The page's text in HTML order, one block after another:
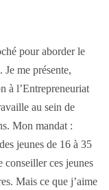
pour aborder le
me présente,
à l’Entrepreneuriat
au sein de
Mon mandat :
jeunes de 16 à 35
conseiller ces jeunes
Mais ce que j’aime